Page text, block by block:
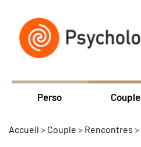
Perso Couple
Accueil > Couple > Rencontres >